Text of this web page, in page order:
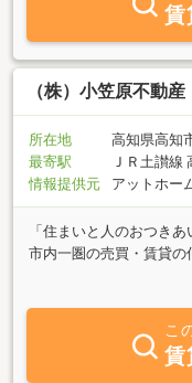
賃
（株）小笠原不動産
所在地
高知県高知
最寄駅
ＪＲ土讃線
情報提供元
アットホー
「住まいと人のおつき
市内一圏の売買・賃貸
周辺のお部屋探しはお
コツと・・・」その精
客様のライフスタイル
いただけるまでアドバ
こ
賃